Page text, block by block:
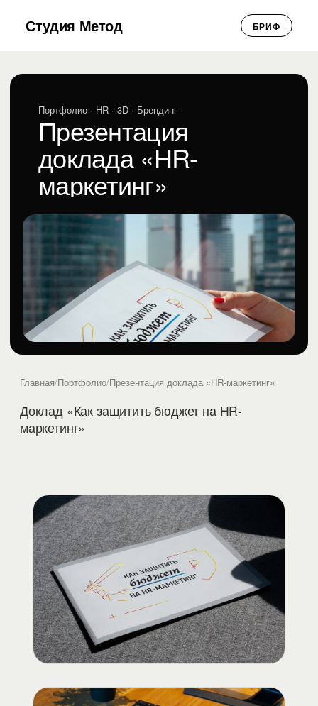
Студия Метод БРИФ
Портфолио · HR · 3D · Брендинг
Презентация
доклада «HR-
маркетинг»
Главная/Портфолио/Презентация доклада «HR-маркетинг»
Доклад «Как защитить бюджет на HR-
маркетинг»